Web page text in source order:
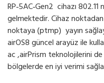
RP‑5AC‑Gen2 cihazı
gelmektedir. Cihaz
noktaya (ptmp) yayın
airOS8 güncel arayüz ile
ac ,airPrism teknolojilerini
bölgelerde en iyi verimi